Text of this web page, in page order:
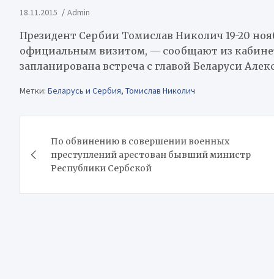
18.11.2015 Admin
Президент Сербии Томислав Николич 19-20
официальным визитом, — сообщают из
запланирована встреча с главой Беларуси
Метки: Беларусь и Сербия, Томислав Николич
по
записям
По обвинению в совершении военных
преступлений арестован бывший министр
Республики Сербской